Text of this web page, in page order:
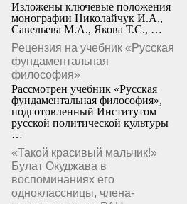
Изложены ключевые положения
монографии Николайчук И.А.,
Савельева М.А., Якова Т.С., …
Рецензия на учебник «Русская
фундаментальная
философия»
Рассмотрен учебник «Русская
фундаментальная философия»,
подготовленный Институтом
русской политической культуры
…
«Такой красивый мальчик!»
Булат Окуджава в
воспоминаниях его
одноклассницы, члена-